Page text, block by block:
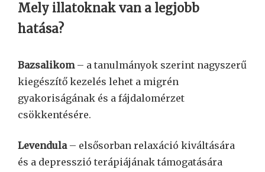
Mely illatoknak van a legjobb
hatása?
Bazsalikom– a tanulmányok szerint nagyszerű
kiegészítő kezelés lehet a migrén
gyakoriságának és a fájdalomérzet
csökkentésére.
Levendula– elsősorban relaxáció kiváltására
és a depresszió terápiájának támogatására